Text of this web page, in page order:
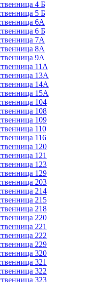
4 Б
5 Б
6А
6 Б
7А
8А
9А
11А
13А
14А
15А
104
108
109
110
116
120
121
123
129
203
214
215
218
220
221
222
229
320
321
322
323